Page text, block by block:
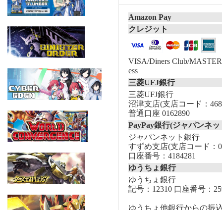
Amazon Pay
クレジット
VISA/Diners Club/
ess
三菱UFJ銀行
三菱UFJ銀行
沼津支店(支店コード：
普通口座 0162890
PayPay銀行(ジャパンネ
ジャパンネット銀行
すずめ支店(支店コード：
口座番号：4184281
ゆうちょ銀行
ゆうちょ銀行
記号：12310 口座番号：
ゆうちょ他銀行からの振